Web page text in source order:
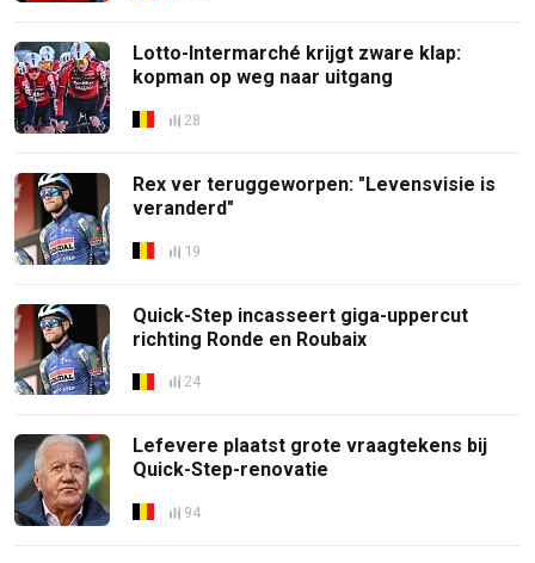
Lotto-Intermarché krijgt zware klap:
kopman op weg naar uitgang
28
Rex ver teruggeworpen: "Levensvisie is
veranderd"
19
Quick-Step incasseert giga-uppercut
richting Ronde en Roubaix
24
Lefevere plaatst grote vraagtekens bij
Quick-Step-renovatie
94